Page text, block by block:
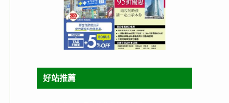
好站推薦